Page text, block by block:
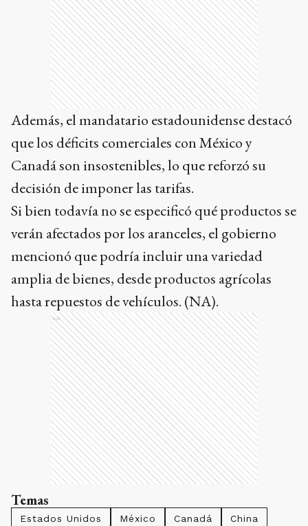
Además, el mandatario estadounidense destacó
que los déficits comerciales con México y
Canadá son insostenibles, lo que reforzó su
decisión de imponer las tarifas.
Si bien todavía no se especificó qué productos se
verán afectados por los aranceles, el gobierno
mencionó que podría incluir una variedad
amplia de bienes, desde productos agrícolas
hasta repuestos de vehículos. (NA).
Ads
Temas
Estados Unidos México Canadá
China